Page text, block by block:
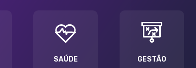
SAÚDE GESTÃO